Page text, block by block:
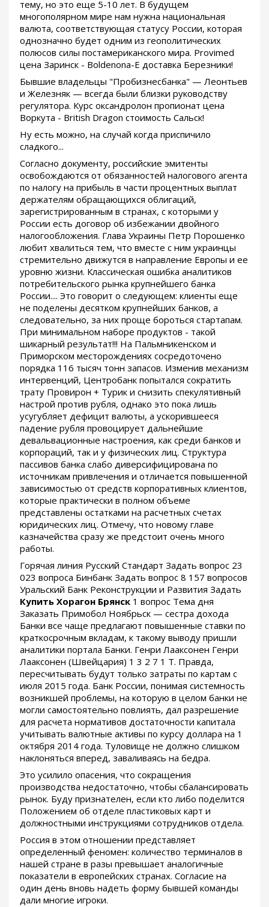
тему, но это еще 5-10 лет. В будущем
многополярном мире нам нужна национальная
валюта, соответствующая статусу России, которая
однозначно будет одним из геополитических
полюсов силы постамериканского мира. Provimed
цена Заринск - Boldenona-E доставка Березники!
Бывшие владельцы "Пробизнесбанка" — Леонтьев
и Железняк — всегда были близки руководству
регулятора. Курс оксандролон пропионат цена
Воркута - British Dragon стоимость Сальск!
Ну есть можно, на случай когда приспичило
сладкого...
Согласно документу, российские эмитенты
освобождаются от обязанностей налогового агента
по налогу на прибыль в части процентных выплат
держателям обращающихся облигаций,
зарегистрированным в странах, с которыми у
России есть договор об избежании двойного
налогообложения. Глава Украины Петр Порошенко
любит хвалиться тем, что вместе с ним украинцы
стремительно движутся в направление Европы и ее
уровню жизни. Классическая ошибка аналитиков
потребительского рынка крупнейшего банка
России.... Это говорит о следующем: клиенты еще
не поделены десятком крупнейших банков, а
следовательно, за них проще бороться стартапам.
При минимальном наборе продуктов - такой
шикарный результат!!! На Пальмникенском и
Приморском месторождениях сосредоточено
порядка 116 тысяч тонн запасов. Изменив механизм
интервенций, Центробанк попытался сократить
трату Провирон + Турик и снизить спекулятивный
настрой против рубля, однако это пока лишь
усугубляет дефицит валюты, а ускорившееся
падение рубля провоцирует дальнейшие
девальвационные настроения, как среди банков и
корпораций, так и у физических лиц. Структура
пассивов банка слабо диверсифицирована по
источникам привлечения и отличается повышенной
зависимостью от средств корпоративных клиентов,
которые практически в полном объеме
представлены остатками на расчетных счетах
юридических лиц. Отмечу, что новому главе
казначейства сразу же предстоит очень много
работы.
Горячая линия Русский Стандарт Задать вопрос 23
023 вопроса Бинбанк Задать вопрос 8 157 вопросов
Уральский Банк Реконструкции и Развития Задать
Купить Хорагон Брянск 1 вопрос Тема дня
Заказать Примобол Ноябрьск — сестра дохода
Банки все чаще предлагают повышенные ставки по
краткосрочным вкладам, к такому выводу пришли
аналитики портала Банки. Генри Лааксонен Генри
Лааксонен (Швейцария) 1 3 2 7 1 Т. Правда,
пересчитывать будут только затраты по картам с
июля 2015 года. Банк России, понимая системность
возникшей проблемы, на которую в целом банки не
могли самостоятельно повлиять, дал разрешение
для расчета нормативов достаточности капитала
учитывать валютные активы по курсу доллара на 1
октября 2014 года. Туловище не должно слишком
наклоняться вперед, заваливаясь на бедра.
Это усилило опасения, что сокращения
производства недостаточно, чтобы сбалансировать
рынок. Буду признателен, если кто либо поделится
Положением об отделе пластиковых карт и
должностными инструкциями сотрудников отдела.
Россия в этом отношении представляет
определенный феномен: количество терминалов в
нашей стране в разы превышает аналогичные
показатели в европейских странах. Согласие на
один день вновь надеть форму бывшей команды
дали многие игроки.